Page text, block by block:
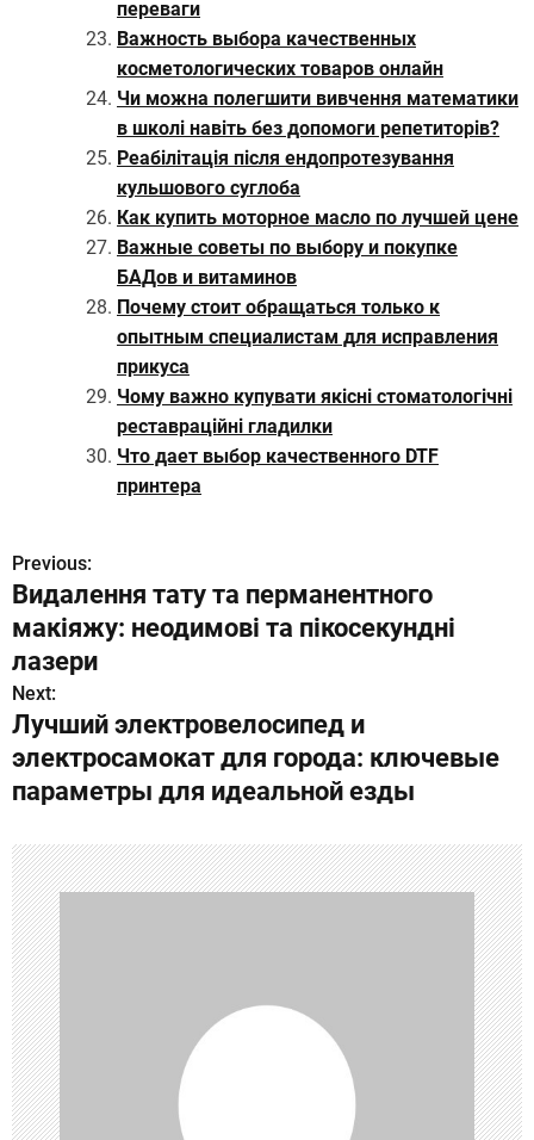
переваги
Важность выбора качественных
косметологических товаров онлайн
Чи можна полегшити вивчення математики
в школі навіть без допомоги репетиторів?
Реабілітація після ендопротезування
кульшового суглоба
Как купить моторное масло по лучшей цене
Важные советы по выбору и покупке
БАДов и витаминов
Почему стоит обращаться только к
опытным специалистам для исправления
прикуса
Чому важно купувати якісні стоматологічні
реставраційні гладилки
Что дает выбор качественного DTF
принтера
Н
а
в
и
г
а
ц
и
я
п
о
з
а
Previous:
Видалення тату та перманентного
макіяжу: неодимові та пікосекундні
лазери
Next:
Лучший электровелосипед и
электросамокат для города: ключевые
параметры для идеальной езды